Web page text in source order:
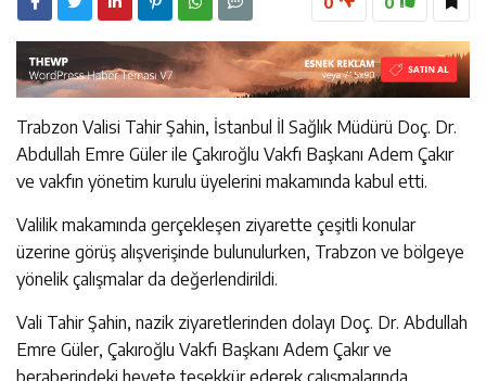
Trabzon Valisi Tahir Şahin, İstanbul İl Sağlık Müdürü Doç. Dr.
Abdullah Emre Güler ile Çakıroğlu Vakfı Başkanı Adem Çakır
ve vakfın yönetim kurulu üyelerini makamında kabul etti.
Valilik makamında gerçekleşen ziyarette çeşitli konular
üzerine görüş alışverişinde bulunulurken, Trabzon ve bölgeye
yönelik çalışmalar da değerlendirildi.
Vali Tahir Şahin, nazik ziyaretlerinden dolayı Doç. Dr. Abdullah
Emre Güler, Çakıroğlu Vakfı Başkanı Adem Çakır ve